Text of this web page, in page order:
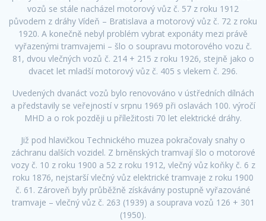
vozů se stále nacházel motorový vůz č. 57 z roku 1912
původem z dráhy Vídeň – Bratislava a motorový vůz č. 72 z roku
1920. A konečně nebyl problém vybrat exponáty mezi právě
vyřazenými tramvajemi – šlo o soupravu motorového vozu č.
81, dvou vlečných vozů č. 214 + 215 z roku 1926, stejně jako o
dvacet let mladší motorový vůz č. 405 s vlekem č. 296.
Uvedených dvanáct vozů bylo renovováno v ústředních dílnách
a představily se veřejností v srpnu 1969 při oslavách 100. výročí
MHD a o rok později u příležitosti 70 let elektrické dráhy.
Již pod hlavičkou Technického muzea pokračovaly snahy o
záchranu dalších vozidel. Z brněnských tramvají šlo o motorové
vozy č. 10 z roku 1900 a 52 z roku 1912, vlečný vůz koňky č. 6 z
roku 1876, nejstarší vlečný vůz elektrické tramvaje z roku 1900
č. 61. Zároveň byly průběžně získávány postupně vyřazováné
tramvaje – vlečný vůz č. 263 (1939) a souprava vozů 126 + 301
(1950).